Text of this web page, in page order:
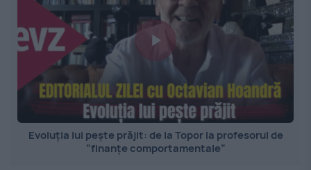
Evoluția lui pește prăjit: de la Topor la profesorul de
”finanțe comportamentale”